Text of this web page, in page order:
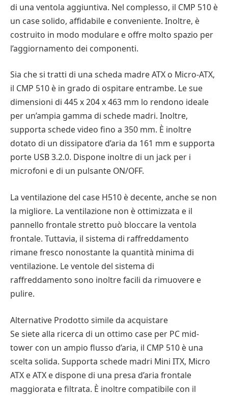
di una ventola aggiuntiva. Nel complesso, il CMP 510 è
un case solido, affidabile e conveniente. Inoltre, è
costruito in modo modulare e offre molto spazio per
l’aggiornamento dei componenti.
Sia che si tratti di una scheda madre ATX o Micro-ATX,
il CMP 510 è in grado di ospitare entrambe. Le sue
dimensioni di 445 x 204 x 463 mm lo rendono ideale
per un’ampia gamma di schede madri. Inoltre,
supporta schede video fino a 350 mm. È inoltre
dotato di un dissipatore d’aria da 161 mm e supporta
porte USB 3.2.0. Dispone inoltre di un jack per i
microfoni e di un pulsante ON/OFF.
La ventilazione del case H510 è decente, anche se non
la migliore. La ventilazione non è ottimizzata e il
pannello frontale stretto può bloccare la ventola
frontale. Tuttavia, il sistema di raffreddamento
rimane fresco nonostante la quantità minima di
ventilazione. Le ventole del sistema di
raffreddamento sono inoltre facili da rimuovere e
pulire.
Alternative Prodotto simile da acquistare
Se siete alla ricerca di un ottimo case per PC mid-
tower con un ampio flusso d’aria, il CMP 510 è una
scelta solida. Supporta schede madri Mini ITX, Micro
ATX e ATX e dispone di una presa d’aria frontale
maggiorata e filtrata. È inoltre compatibile con il